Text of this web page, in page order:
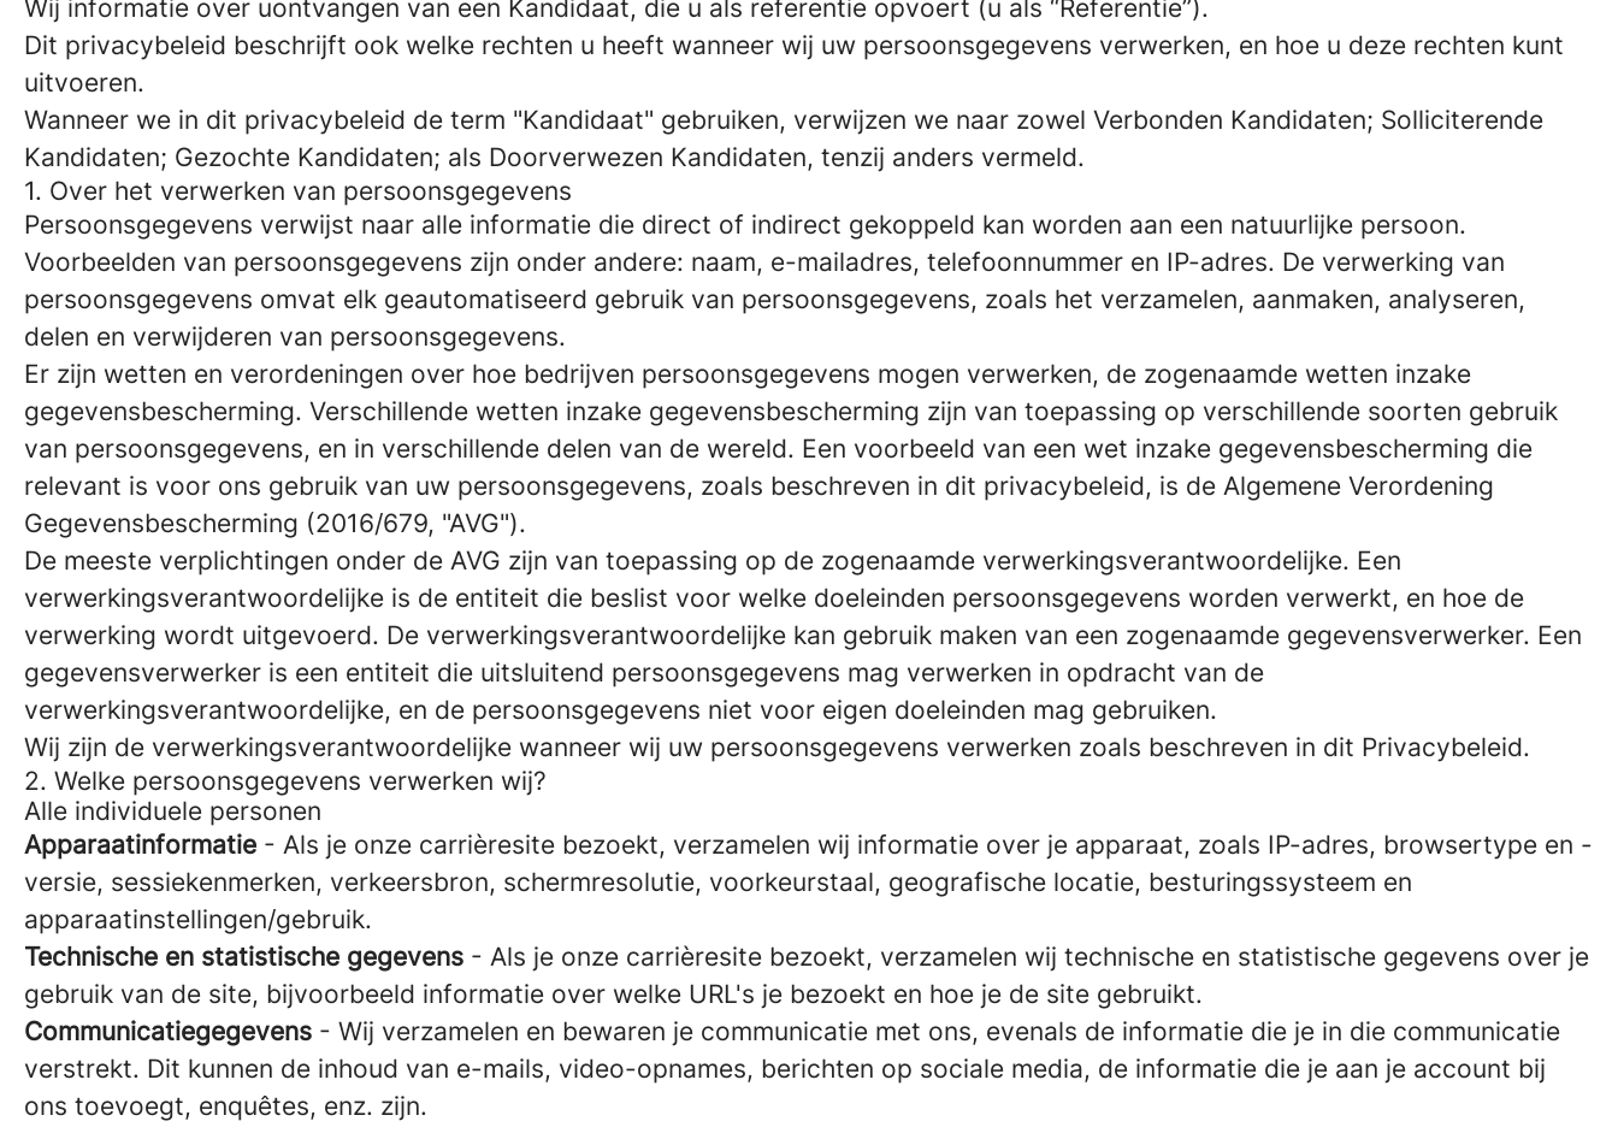
Wij informatie over uontvangen van een Kandidaat, die u als referentie opvoert (u als “Referentie”).
Dit privacybeleid beschrijft ook welke rechten u heeft wanneer wij uw persoonsgegevens verwerken, en hoe u deze rechten kunt
uitvoeren.
Wanneer we in dit privacybeleid de term "Kandidaat" gebruiken, verwijzen we naar zowel Verbonden Kandidaten; Solliciterende
Kandidaten; Gezochte Kandidaten; als Doorverwezen Kandidaten, tenzij anders vermeld.
1. Over het verwerken van persoonsgegevens
Persoonsgegevens verwijst naar alle informatie die direct of indirect gekoppeld kan worden aan een natuurlijke persoon.
Voorbeelden van persoonsgegevens zijn onder andere: naam, e-mailadres, telefoonnummer en IP-adres. De verwerking van
persoonsgegevens omvat elk geautomatiseerd gebruik van persoonsgegevens, zoals het verzamelen, aanmaken, analyseren,
delen en verwijderen van persoonsgegevens.
Er zijn wetten en verordeningen over hoe bedrijven persoonsgegevens mogen verwerken, de zogenaamde wetten inzake
gegevensbescherming. Verschillende wetten inzake gegevensbescherming zijn van toepassing op verschillende soorten gebruik
van persoonsgegevens, en in verschillende delen van de wereld. Een voorbeeld van een wet inzake gegevensbescherming die
relevant is voor ons gebruik van uw persoonsgegevens, zoals beschreven in dit privacybeleid, is de Algemene Verordening
Gegevensbescherming (2016/679, "AVG").
De meeste verplichtingen onder de AVG zijn van toepassing op de zogenaamde verwerkingsverantwoordelijke. Een
verwerkingsverantwoordelijke is de entiteit die beslist voor welke doeleinden persoonsgegevens worden verwerkt, en hoe de
verwerking wordt uitgevoerd. De verwerkingsverantwoordelijke kan gebruik maken van een zogenaamde gegevensverwerker. Een
gegevensverwerker is een entiteit die uitsluitend persoonsgegevens mag verwerken in opdracht van de
verwerkingsverantwoordelijke, en de persoonsgegevens niet voor eigen doeleinden mag gebruiken.
Wij zijn de verwerkingsverantwoordelijke wanneer wij uw persoonsgegevens verwerken zoals beschreven in dit Privacybeleid.
2. Welke persoonsgegevens verwerken wij?
Alle individuele personen
Apparaatinformatie - Als je onze carrièresite bezoekt, verzamelen wij informatie over je apparaat, zoals IP-adres, browsertype en -
versie, sessiekenmerken, verkeersbron, schermresolutie, voorkeurstaal, geografische locatie, besturingssysteem en
apparaatinstellingen/gebruik.
Technische en statistische gegevens - Als je onze carrièresite bezoekt, verzamelen wij technische en statistische gegevens over je
gebruik van de site, bijvoorbeeld informatie over welke URL's je bezoekt en hoe je de site gebruikt.
Communicatiegegevens - Wij verzamelen en bewaren je communicatie met ons, evenals de informatie die je in die communicatie
verstrekt. Dit kunnen de inhoud van e-mails, video-opnames, berichten op sociale media, de informatie die je aan je account bij
ons toevoegt, enquêtes, enz. zijn.